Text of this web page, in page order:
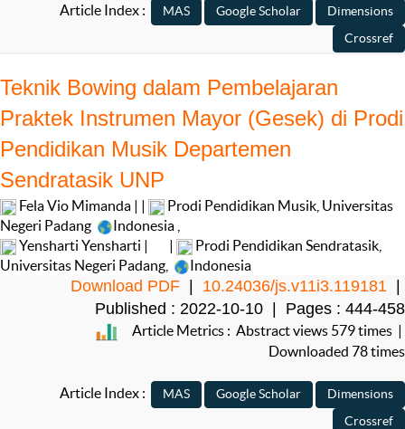
Article Index :
Teknik Bowing dalam Pembelajaran
Praktek Instrumen Mayor (Gesek) di Prodi
Pendidikan Musik Departemen
Sendratasik UNP
Fela Vio Mimanda | |
Prodi Pendidikan Musik, Universitas
Negeri Padang
Indonesia
Yensharti Yensharti |
|
Prodi Pendidikan Sendratasik,
Universitas Negeri Padang,
Indonesia
Download PDF | 10.24036/js.v11i3.119181 |
Published : 2022-10-10 | Pages : 444-458
Article Metrics : Abstract views 579 times |
Downloaded 78 times
Article Index :